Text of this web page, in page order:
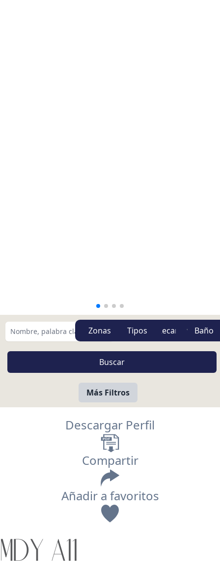
Zonas Tipos
Más Filtros
Descargar Perfil
Compartir
Añadir a favoritos
MDY A11